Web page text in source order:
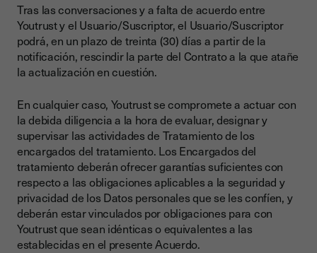
Tras las conversaciones y a falta de acuerdo entre
Youtrust y el Usuario/Suscriptor, el Usuario/Suscriptor
podrá, en un plazo de treinta (30) días a partir de la
notificación, rescindir la parte del Contrato a la que atañe
la actualización en cuestión.
En cualquier caso, Youtrust se compromete a actuar con
la debida diligencia a la hora de evaluar, designar y
supervisar las actividades de Tratamiento de los
encargados del tratamiento. Los Encargados del
tratamiento deberán ofrecer garantías suficientes con
respecto a las obligaciones aplicables a la seguridad y
privacidad de los Datos personales que se les confíen, y
deberán estar vinculados por obligaciones para con
Youtrust que sean idénticas o equivalentes a las
establecidas en el presente Acuerdo.